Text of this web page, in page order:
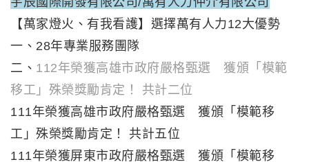
【萬家燈火、有我看護】選擇萬有人力12大優勢
一、28年專業服務團隊
二、 112年榮獲高雄市政府嚴格甄選 獲頒「模範
移工」殊榮獎勵肯定！ 共計二位
111年榮獲高雄市政府嚴格甄選 獲頒「模範移
工」殊榮獎勵肯定！ 共計五位
111年榮獲屏東市政府嚴格甄選 獲頒「模範移